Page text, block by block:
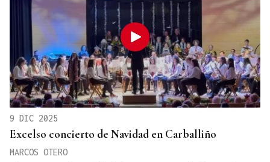
9 DIC 2025
Excelso concierto de Navidad en Carballiño
MARCOS OTERO